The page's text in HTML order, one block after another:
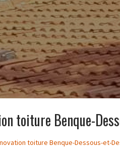
toiture Benque-
toiture Benque-Dessous-et-